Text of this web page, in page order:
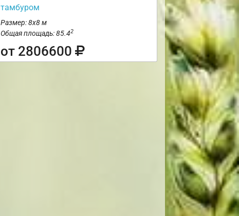
тамбуром
Размер: 8х8 м
Общая площадь: 85.42
от 2806600